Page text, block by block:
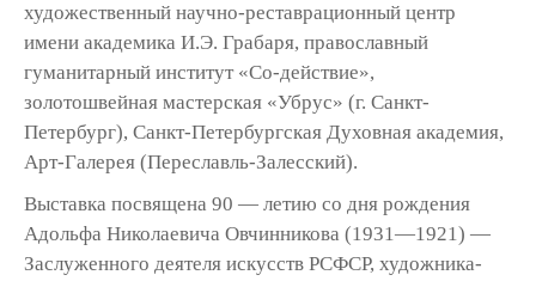
художественный научно-реставрационный центр
имени академика И.Э. Грабаря, православный
гуманитарный институт «Со-действие»,
золотошвейная мастерская «Убрус» (г. Санкт-
Петербург), Санкт-Петербургская Духовная академия,
Арт-Галерея (Переславль-Залесский).
Выставка посвящена 90 — летию со дня рождения
Адольфа Николаевича Овчинникова (1931—1921) —
Заслуженного деятеля искусств РСФСР, художника-